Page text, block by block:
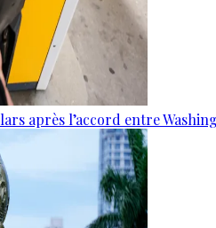
après l’accord entre